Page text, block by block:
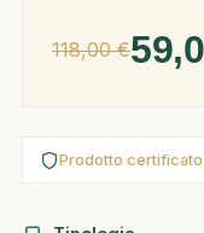
118,00 €
Prodotto certificato